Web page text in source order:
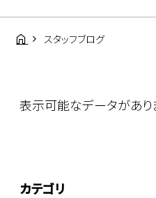
スタッフブログ
表示可能なデータがあり
カテゴリ